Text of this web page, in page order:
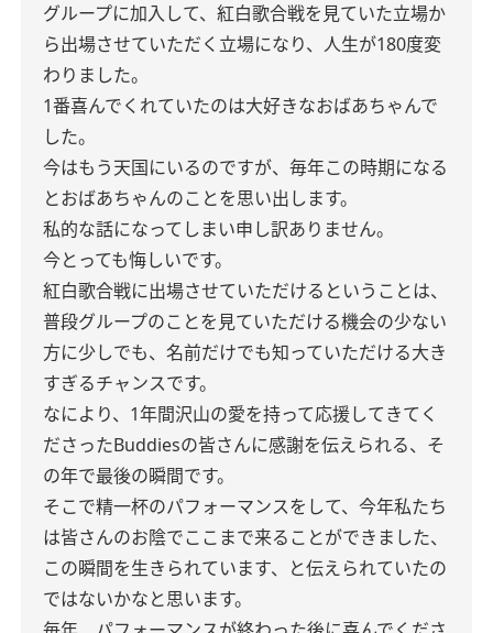
グループに加入して、紅白歌合戦を見ていた立場か
ら出場させていただく立場になり、人生が180度変
わりました。
1番喜んでくれていたのは大好きなおばあちゃんで
した。
今はもう天国にいるのですが、毎年この時期になる
とおばあちゃんのことを思い出します。
私的な話になってしまい申し訳ありません。
今とっても悔しいです。
紅白歌合戦に出場させていただけるということは、
普段グループのことを見ていただける機会の少ない
方に少しでも、名前だけでも知っていただける大き
すぎるチャンスです。
なにより、1年間沢山の愛を持って応援してきてく
ださったBuddiesの皆さんに感謝を伝えられる、そ
の年で最後の瞬間です。
そこで精一杯のパフォーマンスをして、今年私たち
は皆さんのお陰でここまで来ることができました、
この瞬間を生きられています、と伝えられていたの
ではないかなと思います。